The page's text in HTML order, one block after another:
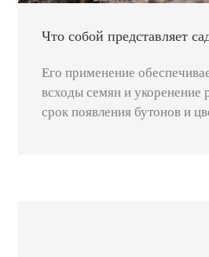
Что собой представляет
Его применение
всходы семян и укоренение
срок появления бутонов и